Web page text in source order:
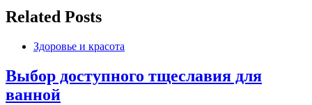
Related Posts
Здоровье и красота
Выбор доступного тщеславия для
ванной